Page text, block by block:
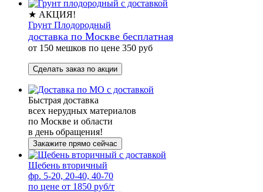
★ АКЦИЯ!
Грунт Плодородный
доставка по Москве бесплатная
от 150 мешков по цене 350 руб
Сделать заказ по акции
Быстрая доставка
всех нерудных материалов
по Москве и области
в день обращения!
Закажите прямо сейчас
Щебень вторичный
фр. 5-20, 20-40, 40-70
по цене от 1850 руб/т